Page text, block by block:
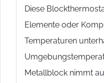
Diese
Elemente oder
Temperaturen
Metallblock nimmt